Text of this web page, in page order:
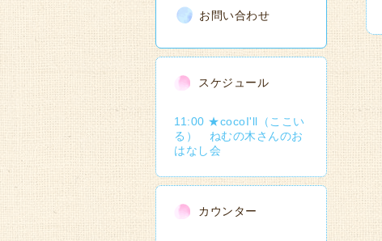
お問い合わせ
スケジュール
11:00 ★cocoI'll（ここい
る） ねむの木さんのお
はなし会
カウンター